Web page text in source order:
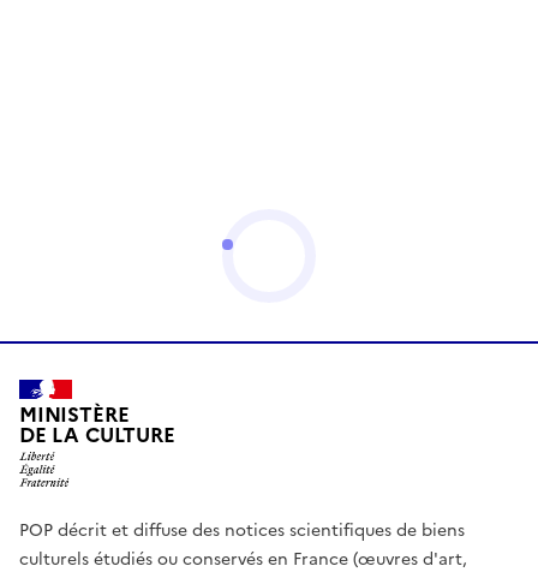
MINISTÈRE
DE LA CULTURE
POP décrit et diffuse des notices scientifiques de biens
culturels étudiés ou conservés en France (œuvres d'art,